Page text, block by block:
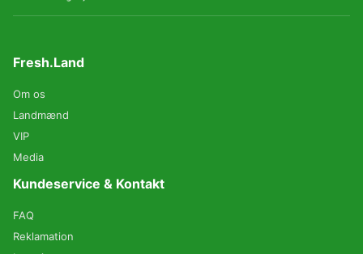
Fresh.Land
Om os
Landmænd
VIP
Media
Kundeservice & Kontakt
FAQ
Reklamation